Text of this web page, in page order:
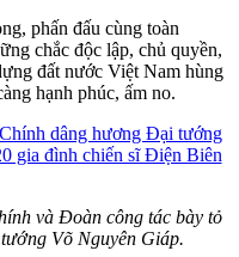
phấn đấu cùng toàn
chắc độc lập, chủ quyền,
đất nước Việt Nam hùng
hạnh phúc, ấm no.
và Đoàn công tác bày tỏ
Võ Nguyên Giáp.